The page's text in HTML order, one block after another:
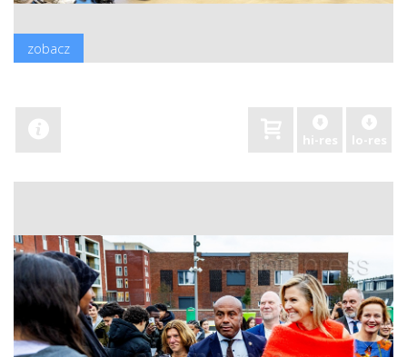
zobacz
hi-res lo-res